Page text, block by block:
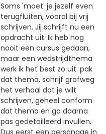
Soms 'moet' je jezelf even
terugfluiten, vooral bij vrij
schrijven. Jij schrijft nu een
opdracht uit. Ik heb nog
nooit een cursus gedaan,
maar een wedstrijdthema
werk ik het best zo uit: pak
dat thema, schrijf grofweg
het verhaal dat je wilt
schrijven, geheel conform
dat thema en ga daarna
pas gedetailleerd invullen.
Dus eerst een personage in